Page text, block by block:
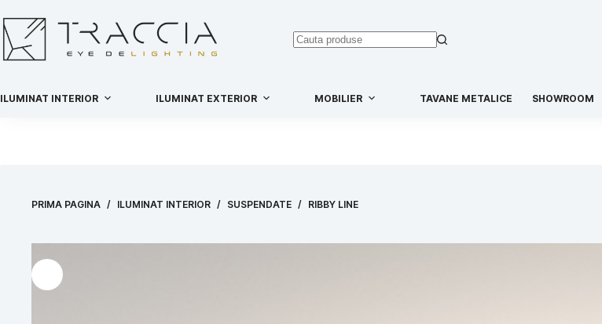
ILUMINAT INTERIOR ILUMINAT EXTERIOR MOBILIER TAVANE METALICE SHOWROOM
PRIMA PAGINA / ILUMINAT INTERIOR / SUSPENDATE / RIBBY LINE